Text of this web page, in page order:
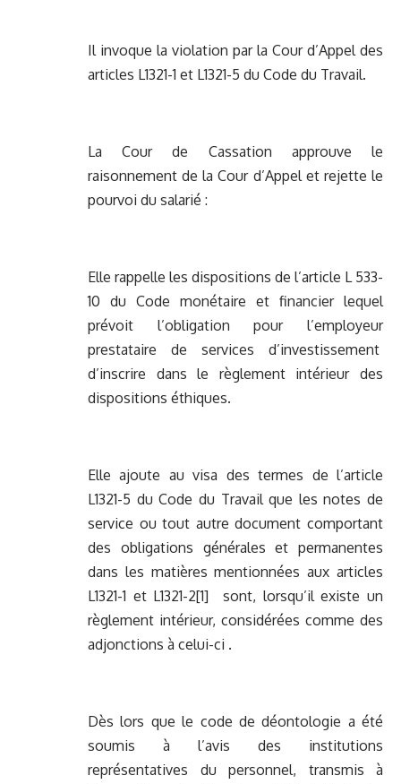
Il invoque la violation par la Cour d’Appel des
articles L1321-1 et L1321-5 du Code du Travail.
La Cour de Cassation approuve le
raisonnement de la Cour d’Appel et rejette le
pourvoi du salarié :
Elle rappelle les dispositions de l’article L 533-
10 du Code monétaire et financier lequel
prévoit l’obligation pour l’employeur
prestataire de services d’investissement
d’inscrire dans le règlement intérieur des
dispositions éthiques.
Elle ajoute au visa des termes de l’article
L1321-5 du Code du Travail que les notes de
service ou tout autre document comportant
des obligations générales et permanentes
dans les matières mentionnées aux articles
L1321-1 et L1321-2[1] sont, lorsqu’il existe un
règlement intérieur, considérées comme des
adjonctions à celui-ci .
Dès lors que le code de déontologie a été
soumis à l’avis des institutions
représentatives du personnel, transmis à